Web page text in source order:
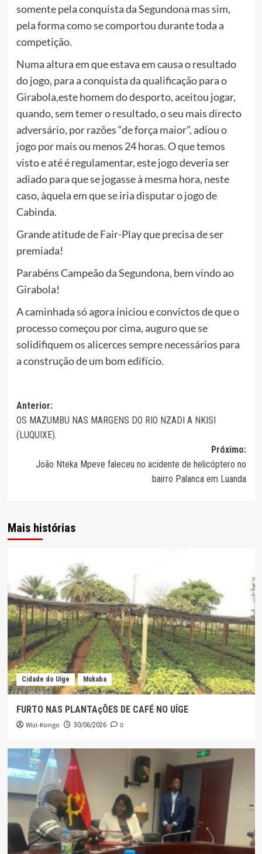
somente pela conquista da Segundona mas sim,
pela forma como se comportou durante toda a
competição.
Numa altura em que estava em causa o resultado
do jogo, para a conquista da qualificação para o
Girabola,este homem do desporto, aceitou jogar,
quando, sem temer o resultado, o seu mais directo
adversário, por razões “de força maior”, adiou o
jogo por mais ou menos 24 horas. O que temos
visto e até é regulamentar, este jogo deveria ser
adiado para que se jogasse à mesma hora, neste
caso, àquela em que se iria disputar o jogo de
Cabinda.
Grande atitude de Fair-Play que precisa de ser
premiada!
Parabéns Campeão da Segundona, bem vindo ao
Girabola!
A caminhada só agora iniciou e convictos de que o
processo começou por cima, auguro que se
solidifiquem os alicerces sempre necessários para
a construção de um bom edifício.
Navegação
de
artigos
Anterior:
OS MAZUMBU NAS MARGENS DO RIO NZADI A NKISI
(LUQUIXE).
Próximo:
João Nteka Mpeve faleceu no acidente de helicóptero no
bairro Palanca em Luanda
Mais histórias
Cidade do Uíge Mukaba
FURTO NAS PLANTAçÕES DE CAFÉ NO UÍGE
Wizi-Kongo 30/06/2026 0